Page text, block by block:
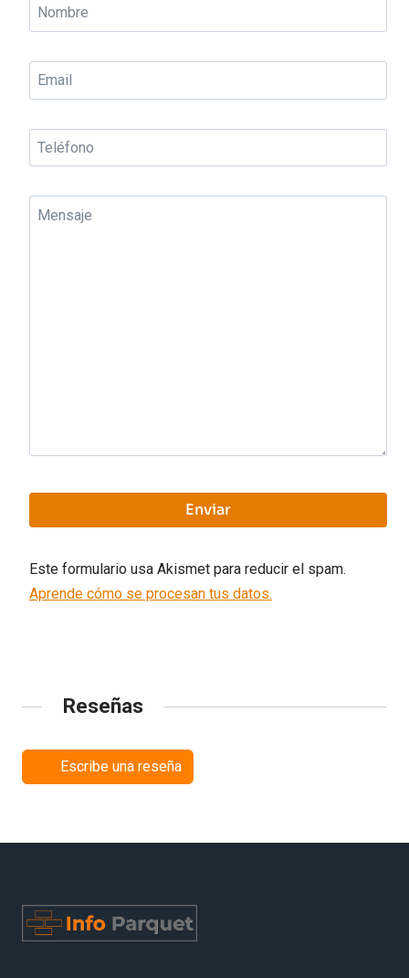
Este formulario usa Akismet para reducir el spam.
Aprende cómo se procesan tus datos.
Reseñas
Escribe una reseña